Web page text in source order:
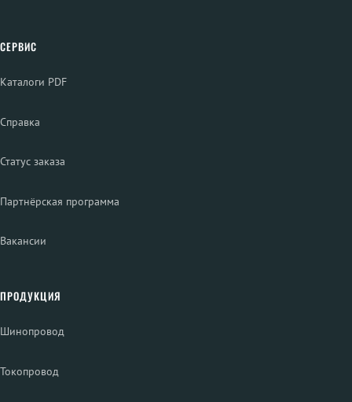
СЕРВИС
Каталоги PDF
Справка
Статус заказа
Партнёрская программа
Вакансии
ПРОДУКЦИЯ
Шинопровод
Токопровод